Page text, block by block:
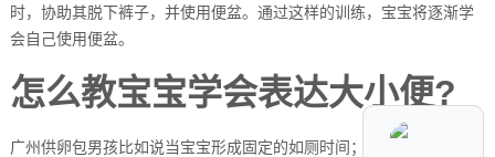
时，协助其脱下裤子，并使用便盆。通过这样的训练，宝宝将逐渐学
会自己使用便盆。
怎么教宝宝学会表达大小便?
广州供卵包男孩比如说当宝宝形成固定的如厕时间；宝宝通过语言表